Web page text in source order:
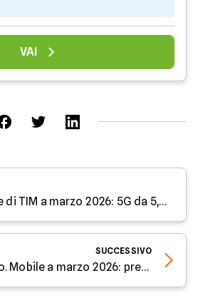
VAI
Offerte mobile di TIM a marzo 2026: 5G da 5,99€
SUCCESSIVO
Attiva un piano ho. Mobile a marzo 2026: prezzi da 4,95€